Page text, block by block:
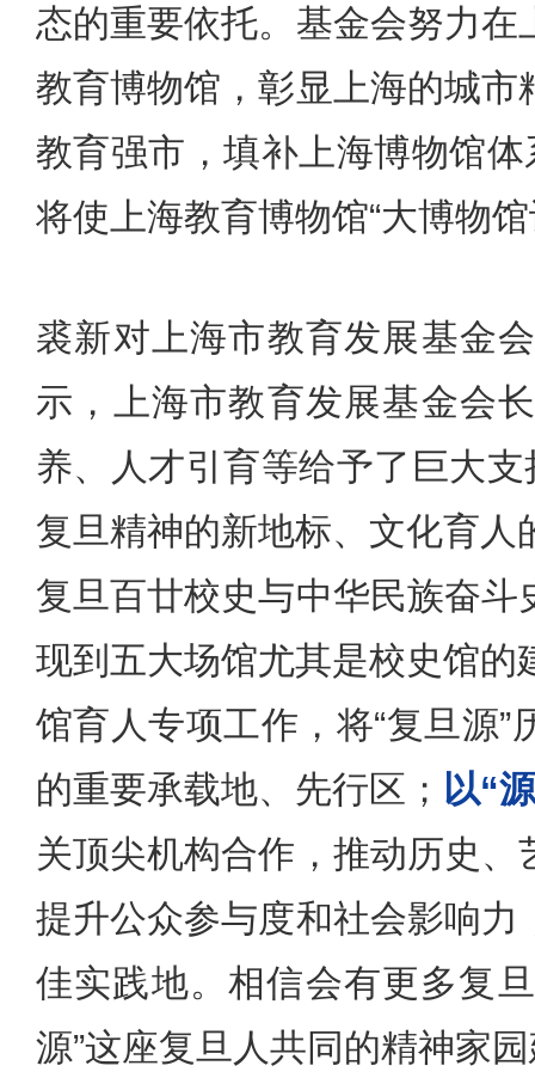
态的重要依托。基金会努力
教育博物馆，彰显上海的城
教育强市，填补上海博物馆
将使上海教育博物馆“大博物
裘新对上海市教育发展基金
示，上海市教育发展基金会
养、人才引育等给予了巨大
复旦精神的新地标、文化育人
复旦百廿校史与中华民族奋
现到五大场馆尤其是校史馆的
馆育人专项工作，将“复旦源
的重要承载地、先行区； 以“
关顶尖机构合作，推动历史
提升公众参与度和社会影响
佳实践地。相信会有更多复
源”这座复旦人共同的精神家